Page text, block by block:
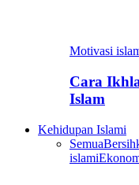
Motivasi
Cara
Islam
Kehidupan Islami
Semua
islami